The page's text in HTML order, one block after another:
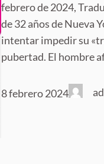
febrero de 2024,
de 32 años de Nueva
intentar impedir su
pubertad. El hombre
8 febrero 2024